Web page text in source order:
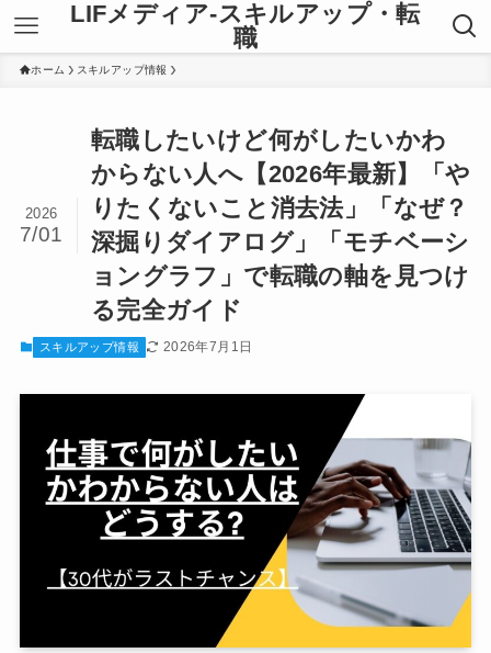
LIFメディア-スキルアップ・転
職
ホーム スキルアップ情報
転職したいけど何がしたいかわ
からない人へ【2026年最新】「や
りたくないこと消去法」「なぜ？
深掘りダイアログ」「モチベーシ
ョングラフ」で転職の軸を見つけ
る完全ガイド
2026
7/01
スキルアップ情報 2026年7月1日